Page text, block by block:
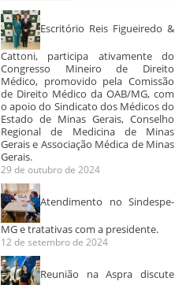
Escritório Reis Figueiredo &
Cattoni, participa ativamente do
Congresso Mineiro de Direito
Médico, promovido pela Comissão
de Direito Médico da OAB/MG, com
o apoio do Sindicato dos Médicos do
Estado de Minas Gerais, Conselho
Regional de Medicina de Minas
Gerais e Associação Médica de Minas
Gerais.
29 de outubro de 2024
Atendimento no Sindespe-
MG e tratativas com a presidente.
12 de setembro de 2024
Reunião na Aspra discute